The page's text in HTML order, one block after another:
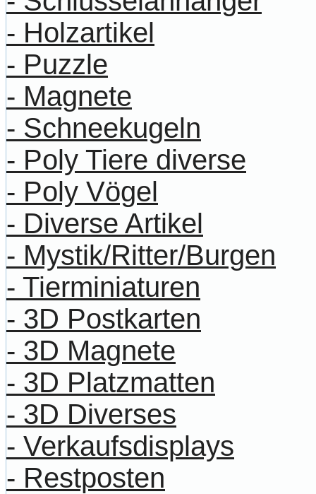
- Holzartikel
- Puzzle
- Magnete
- Schneekugeln
- Poly Tiere diverse
- Poly Vögel
- Diverse Artikel
- Mystik/Ritter/Burgen
- Tierminiaturen
- 3D Postkarten
- 3D Magnete
- 3D Platzmatten
- 3D Diverses
- Verkaufsdisplays
- Restposten